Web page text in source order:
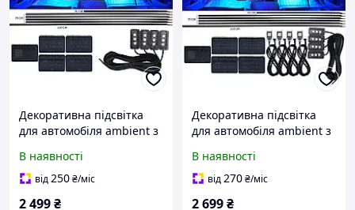
Декоративна підсвітка
для автомобіля ambient з
предметів
В наявності
від250₴/міс
2 499₴
Декоративна підсвітка
для автомобіля ambient з
предметів
В наявності
від270₴/міс
2 699₴